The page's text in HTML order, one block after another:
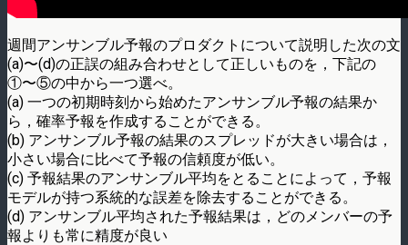
週間アンサンブル予報のプロダクトについて説明した次の文
(a)〜(d)の正誤の組み合わせとして正しいものを，下記の
①〜⑤の中から一つ選べ。
(a) 一つの初期時刻から始めたアンサンブル予報の結果か
ら，確率予報を作成することができる。
(b) アンサンブル予報の結果のスプレッドが大きい場合は，
小さい場合に比べて予報の信頼度が低い。
(c) 予報結果のアンサンブル平均をとることによって，予報
モデルが持つ系統的な誤差を除去することができる。
(d) アンサンブル平均された予報結果は，どのメンバーの予
報よりも常に精度が良い